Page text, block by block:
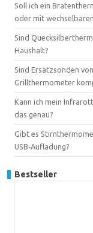
Soll ich ein
oder mit
Sind
Haushalt?
Sind Ersatzsonden
Grillthermometer
Kann ich mein
das genau?
Gibt es
USB‑Aufladung?
Bestseller